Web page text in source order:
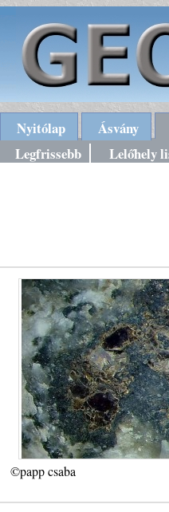
Nyitólap Ásvány
Legfrissebb
Lelőhely
©papp csaba